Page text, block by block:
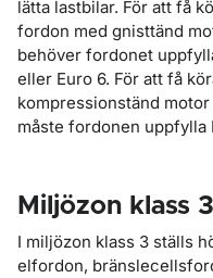
lätta lastbilar. För att få
fordon med gnisttänd
behöver fordonet
eller Euro 6. För att få
kompressionständ
måste fordonen uppfylla
Miljözon klass 3
I miljözon klass 3 ställs
elfordon,